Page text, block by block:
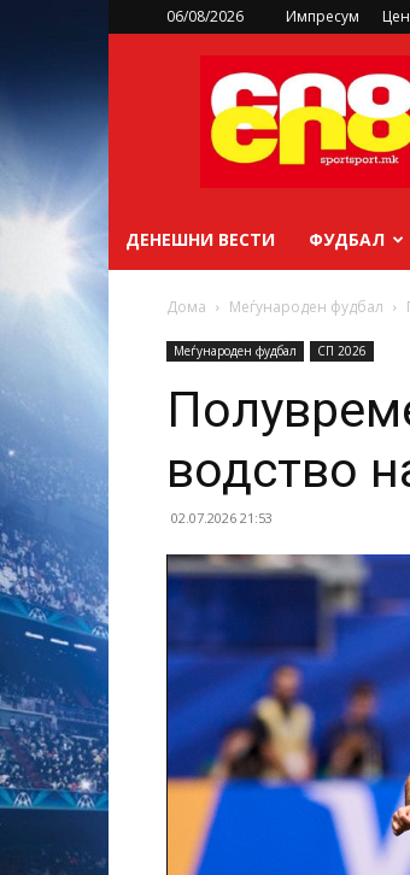
06/08/2026 Импресум
sportsport.mk
ДЕНЕШНИ ВЕСТИ ФУДБАЛ
Дома Меѓународен фудбал
Меѓународен фудбал СП 2026
водство
02.07.2026 21:53